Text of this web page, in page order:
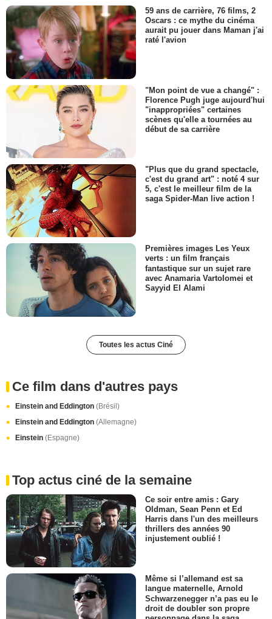
59 ans de carrière, 76 films, 2
Oscars : ce mythe du cinéma
aurait pu jouer dans Maman j'ai
raté l'avion
"Mon point de vue a changé" :
Florence Pugh juge aujourd'hui
"inappropriées" certaines
scènes qu'elle a tournées au
début de sa carrière
"Plus que du grand spectacle,
c'est du grand art" : noté 4 sur
5, c'est le meilleur film de la
saga Spider-Man live action !
Premières images Les Yeux
verts : un film français
fantastique sur un sujet rare
avec Anamaria Vartolomei et
Sayyid El Alami
Toutes les actus Ciné
Ce film dans d'autres pays
Einstein and Eddington (Brésil)
Einstein and Eddington (Allemagne)
Einstein (Espagne)
Top actus ciné de la semaine
Ce soir entre amis : Gary
Oldman, Sean Penn et Ed
Harris dans l'un des meilleurs
thrillers des années 90
injustement oublié !
Même si l’allemand est sa
langue maternelle, Arnold
Schwarzenegger n’a pas eu le
droit de doubler son propre